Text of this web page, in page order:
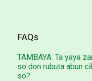
FAQs
TAMBAYA: Ta yaya
so don rubuta abun
so?